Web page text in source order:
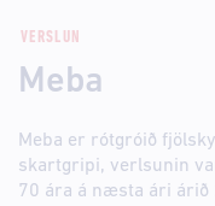
VERSLUN
Meba
Meba er rótgróið
skartgripi, verlsunin
70 ára á næsta ári árið